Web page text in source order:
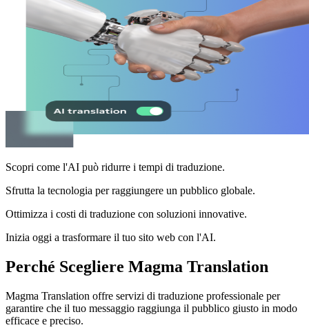
Scopri come l'AI può ridurre i tempi di traduzione.
Sfrutta la tecnologia per raggiungere un pubblico globale.
Ottimizza i costi di traduzione con soluzioni innovative.
Inizia oggi a trasformare il tuo sito web con l'AI.
Perché Scegliere Magma Translation
Magma Translation offre servizi di traduzione professionale per
garantire che il tuo messaggio raggiunga il pubblico giusto in modo
efficace e preciso.